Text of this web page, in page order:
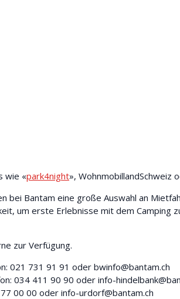
wie «park4night», WohnmobillandSchweiz
bei Bantam eine große Auswahl an
um erste Erlebnisse mit dem Camping
zur Verfügung.
021 731 91 91 oder bwinfo@bantam.ch
034 411 90 90 oder info-
00 00 oder info-urdorf@bantam.ch